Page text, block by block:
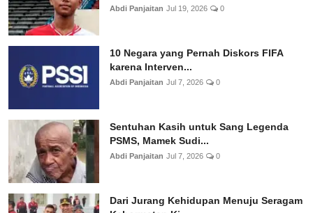
Abdi Panjaitan Jul 19, 2026 0
10 Negara yang Pernah Diskors FIFA
karena Interven...
Abdi Panjaitan Jul 7, 2026 0
Sentuhan Kasih untuk Sang Legenda
PSMS, Mamek Sudi...
Abdi Panjaitan Jul 7, 2026 0
Dari Jurang Kehidupan Menuju Seragam